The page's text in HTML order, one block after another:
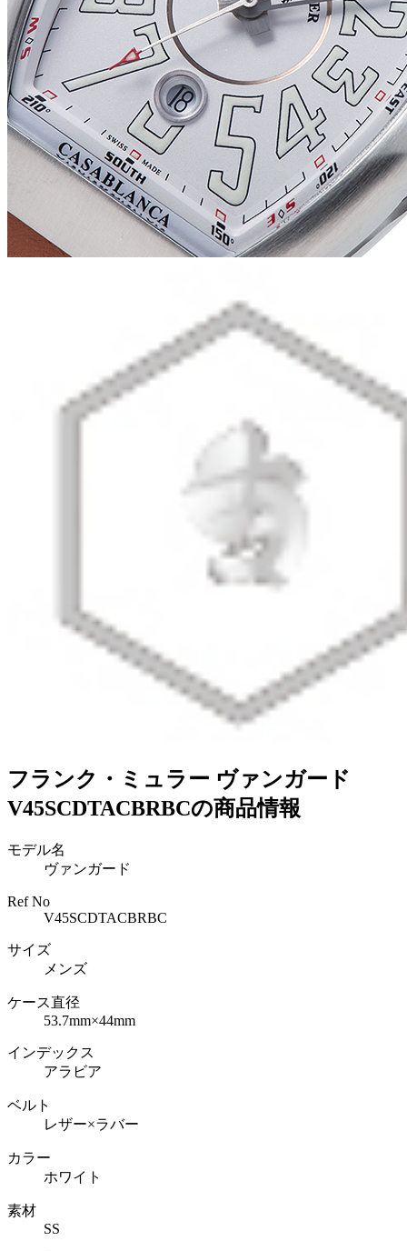
フランク・ミュラー ヴァンガード
V45SCDTACBRBCの商品情報
モデル名
ヴァンガード
Ref No
V45SCDTACBRBC
サイズ
メンズ
ケース直径
53.7mm×44mm
インデックス
アラビア
ベルト
レザー×ラバー
カラー
ホワイト
素材
SS